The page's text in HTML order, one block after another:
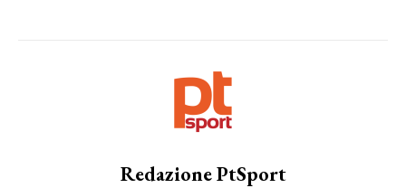
Redazione PtSport